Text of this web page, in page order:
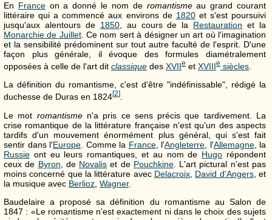
En Franceon a donné le nom de romantismeau grand courant
littéraire qui a commencé aux environs de 1820et s'est poursuivi
jusqu'aux alentours de 1850, au cours de la Restauration et la
Monarchie de Juillet. Ce nom sert à désigner un art où l'imagination
et la sensibilité prédominent sur tout autre faculté de l'esprit. D'une
façon plus générale, il évoque des formules diamétralement
opposées à celle de l'art dit classique des XVIIe et XVIIIe siècles
La définition du romantisme, c'est d'être "indéfinissable", rédigé la
duchesse de Duras en 1824[2]
Le mot romantismen'a pris ce sens précis que tardivement. La
crise romantique de la littérature française n'est qu'un des aspects
tardifs d'un mouvement énormément plus général, qui s'est fait
sentir dans l'Europe . Comme la France, l'Angleterre , l'Allemagne, la
Russie ont eu leurs romantiques, et au nom de Hugo répondent
ceux de Byron , de Novalis et de Pouchkine. L'art pictural n'est pas
moins concerné que la littérature avec Delacroix David d'Angers, et
la musique avec Berlioz Wagner.
Baudelaire a proposé sa définition du romantisme au Salon de
1847 : «Le romantisme n'est exactement ni dans le choix des sujets